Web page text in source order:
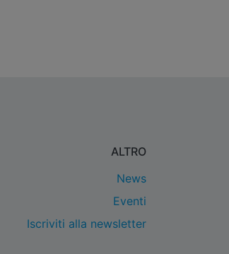
ALTRO
News
Eventi
Iscriviti alla newsletter